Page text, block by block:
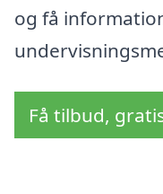
og få
Få tilbud,